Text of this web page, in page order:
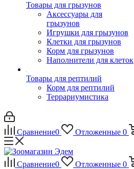
Товары для грызунов
Аксессуары для
грызунов
Игрушки для грызунов
Клетки для грызунов
Корм для грызунов
Наполнители для клеток
Товары для рептилий
Корм для рептилий
Террариумистика
Сравнение0 Отложенные 0
Сравнение0 Отложенные 0